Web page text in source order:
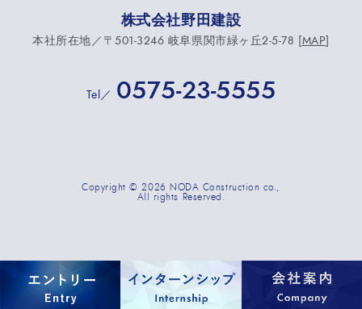
株式会社野田建設
本社所在地／〒501-3246 岐阜県関市緑ヶ丘2-5-78 [MAP]
Tel／ 0575-23-5555
Copyright© 2026 NODA Construction co.,
All rights Reserved.